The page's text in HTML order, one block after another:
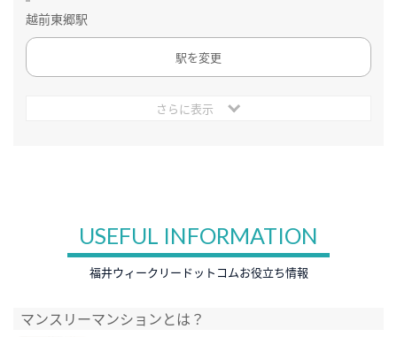
越前東郷駅
駅を変更
さらに表示
USEFUL INFORMATION
福井ウィークリードットコムお役立ち情報
マンスリーマンションとは？